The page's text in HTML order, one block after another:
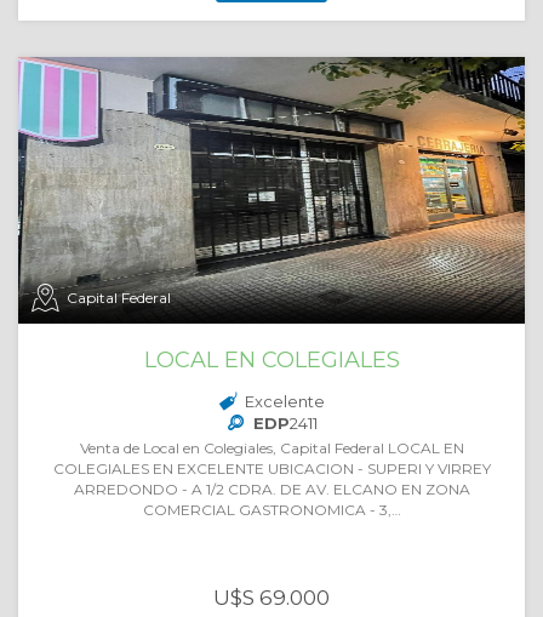
Capital Federal
LOCAL EN COLEGIALES
Excelente
EDP2411
Venta de Local en Colegiales, Capital Federal LOCAL EN
COLEGIALES EN EXCELENTE UBICACION - SUPERI Y VIRREY
ARREDONDO - A 1/2 CDRA. DE AV. ELCANO EN ZONA
COMERCIAL GASTRONOMICA - 3,…
U$S 69.000